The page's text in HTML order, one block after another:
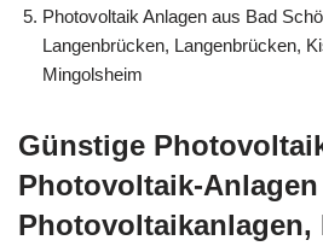
Photovoltaik Anlagen aus Bad
Langenbrücken, Langenbrücken,
Mingolsheim
Günstige
Photovoltaik-